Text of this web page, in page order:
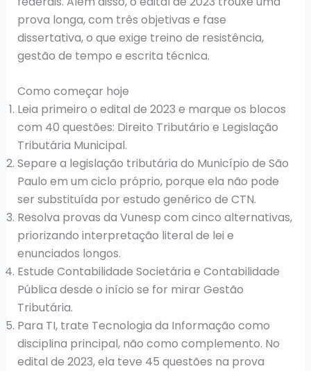
prova longa, com três objetivas e fase
dissertativa, o que exige treino de resistência,
gestão de tempo e escrita técnica.
Como começar hoje
Leia primeiro o edital de 2023 e marque os blocos
com 40 questões: Direito Tributário e Legislação
Tributária Municipal.
Separe a legislação tributária do Município de São
Paulo em um ciclo próprio, porque ela não pode
ser substituída por estudo genérico de CTN.
Resolva provas da Vunesp com cinco alternativas,
priorizando interpretação literal de lei e
enunciados longos.
Estude Contabilidade Societária e Contabilidade
Pública desde o início se for mirar Gestão
Tributária.
Para TI, trate Tecnologia da Informação como
disciplina principal, não como complemento. No
edital de 2023, ela teve 45 questões na prova